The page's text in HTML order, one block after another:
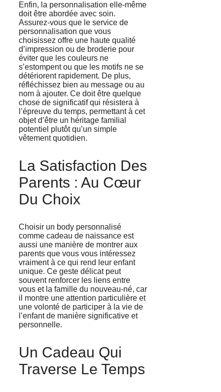
Enfin, la personnalisation elle-même
doit être abordée avec soin.
Assurez-vous que le service de
personnalisation que vous
choisissez offre une haute qualité
d’impression ou de broderie pour
éviter que les couleurs ne
s’estompent ou que les motifs ne se
détériorent rapidement. De plus,
réfléchissez bien au message ou au
nom à ajouter. Ce doit être quelque
chose de significatif qui résistera à
l’épreuve du temps, permettant à cet
objet d’être un héritage familial
potentiel plutôt qu’un simple
vêtement quotidien.
La Satisfaction Des
Parents : Au Cœur
Du Choix
Choisir un body personnalisé
comme cadeau de naissance est
aussi une manière de montrer aux
parents que vous vous intéressez
vraiment à ce qui rend leur enfant
unique. Ce geste délicat peut
souvent renforcer les liens entre
vous et la famille du nouveau-né, car
il montre une attention particulière et
une volonté de participer à la vie de
l’enfant de manière significative et
personnelle.
Un Cadeau Qui
Traverse Le Temps